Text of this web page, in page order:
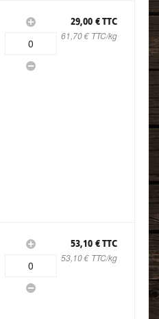
0
29,00 € TTC
61,70 € TTC/kg
0
53,10 € TTC
53,10 € TTC/kg